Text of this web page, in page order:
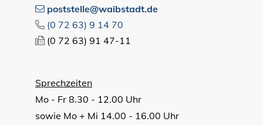
poststelle@waibstadt.de
(0 72 63) 9 14 70
(0 72 63) 91 47-11
Sprechzeiten
Mo - Fr 8.30 - 12.00 Uhr
sowie Mo + Mi 14.00 - 16.00 Uhr